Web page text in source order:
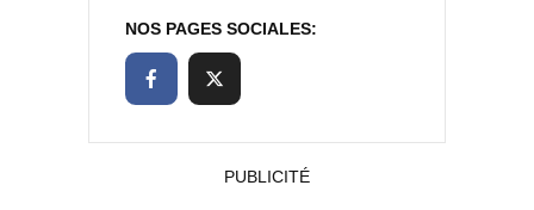
NOS PAGES SOCIALES:
PUBLICITÉ